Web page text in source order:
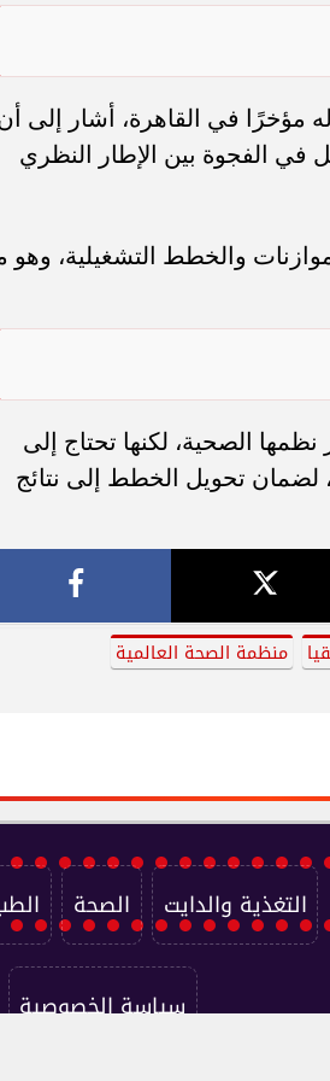
مؤخرًا في القاهرة، أشار إلى
في الفجوة بين الإطار النظري
والخطط التشغيلية، وهو
نظمها الصحية، لكنها تحتاج إلى
لضمان تحويل الخطط إلى نتائج
منظمة الصحة العالمية
التغذية والدايت الصحة
سياسة الخصوصية